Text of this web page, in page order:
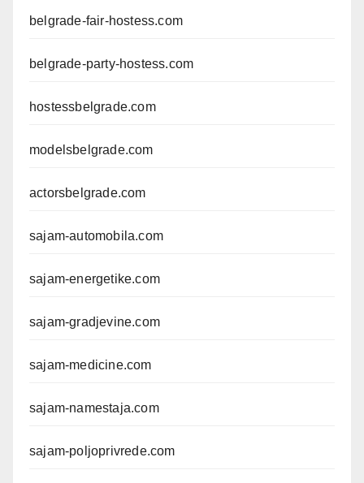
belgrade-fair-hostess.com
belgrade-party-hostess.com
hostessbelgrade.com
modelsbelgrade.com
actorsbelgrade.com
sajam-automobila.com
sajam-energetike.com
sajam-gradjevine.com
sajam-medicine.com
sajam-namestaja.com
sajam-poljoprivrede.com